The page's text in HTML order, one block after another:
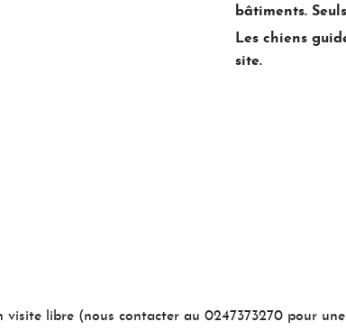
bâtiments.
Les chiens
site.
visite libre (nous contacter au 0247373270 pour